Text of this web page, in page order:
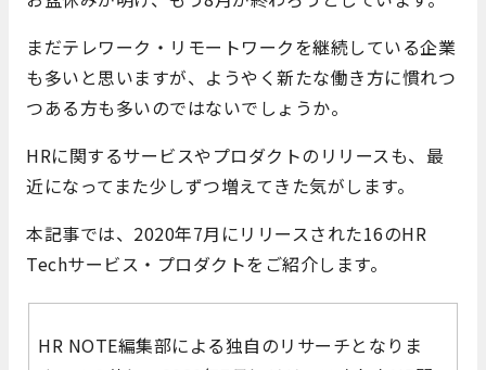
まだテレワーク・リモートワークを継続している企業
も多いと思いますが、ようやく新たな働き方に慣れつ
つある方も多いのではないでしょうか。
HRに関するサービスやプロダクトのリリースも、最
近になってまた少しずつ増えてきた気がします。
本記事では、2020年7月にリリースされた16のHR
Techサービス・プロダクトをご紹介します。
HR NOTE編集部による独自のリサーチとなりま